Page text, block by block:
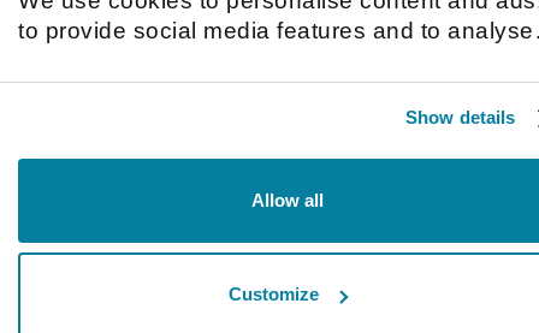
to provide social media features and to analyse
use of our site with our social media,
and analytics partners who may combine it with
Show details
Allow all
Customize